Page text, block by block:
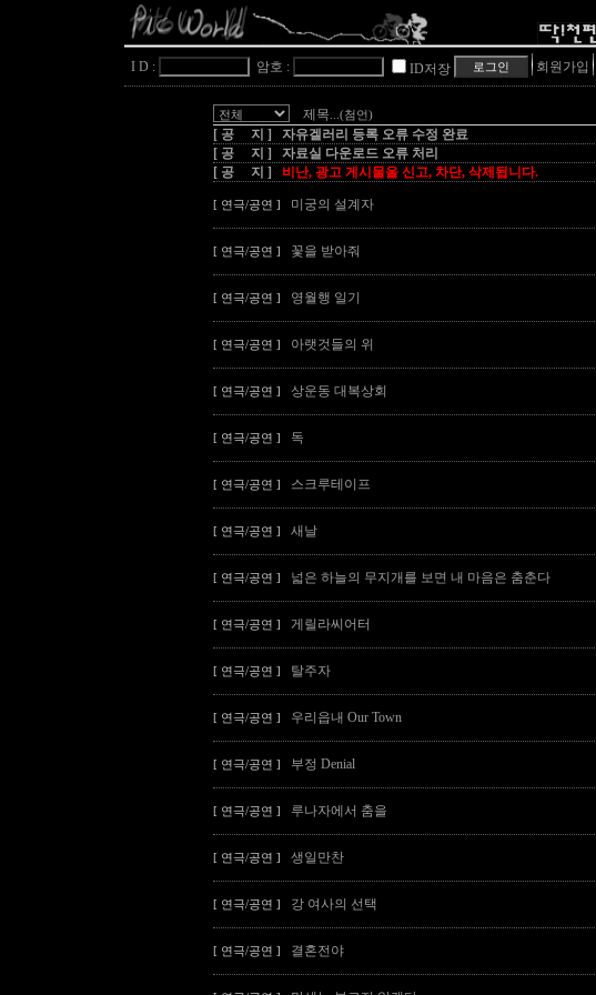
I D : 암호 : ID저장 회원가입
제목 ...(첨언)
[ 공 지 ] 자유겔러리 등록 오류 수정 완료
[ 공 지 ] 자료실 다운로드 오류 처리
[ 공 지 ] 비난, 광고 게시물을 신고, 차단, 삭제됩니다.
[ 연극/공연 ] 미궁의 설계자
[ 연극/공연 ] 꽃을 받아줘
[ 연극/공연 ] 영월행 일기
[ 연극/공연 ] 아랫것들의 위
[ 연극/공연 ] 상운동 대복상회
[ 연극/공연 ] 독
[ 연극/공연 ] 스크루테이프
[ 연극/공연 ] 새날
[ 연극/공연 ] 넓은 하늘의 무지개를 보면 내 마음은 춤춘다
[ 연극/공연 ] 게릴라씨어터
[ 연극/공연 ] 탈주자
[ 연극/공연 ] 우리읍내 Our Town
[ 연극/공연 ] 부정 Denial
[ 연극/공연 ] 루나자에서 춤을
[ 연극/공연 ] 생일만찬
[ 연극/공연 ] 강 여사의 선택
[ 연극/공연 ] 결혼전야